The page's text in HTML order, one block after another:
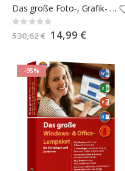
Das große Foto-, Grafik- und Druckstudio 2023
Rating:
0%
530,62 € Special
Price
14,99 €
-95%